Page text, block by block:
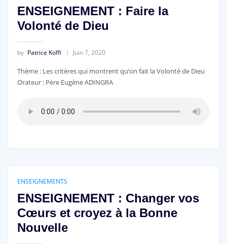
ENSEIGNEMENT : Faire la
Volonté de Dieu
by Patrice Koffi Juin 7, 2020
Thème : Les critères qui montrent qu’on fait la Volonté de Dieu
Orateur : Père Eugène ADINGRA
ENSEIGNEMENTS
ENSEIGNEMENT : Changer vos
Cœurs et croyez à la Bonne
Nouvelle